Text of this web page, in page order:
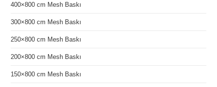
400×800 cm Mesh Baskı
300×800 cm Mesh Baskı
250×800 cm Mesh Baskı
200×800 cm Mesh Baskı
150×800 cm Mesh Baskı